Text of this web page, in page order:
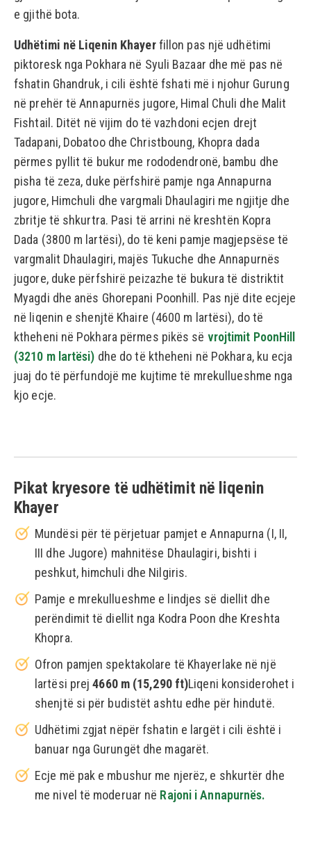
e gjithë bota.
Udhëtimi në Liqenin Khayerfillon pas një udhëtimi
piktoresk nga Pokhara në Syuli Bazaar dhe më pas në
fshatin Ghandruk, i cili është fshati më i njohur Gurung
në prehër të Annapurnës jugore, Himal Chuli dhe Malit
Fishtail. Ditët në vijim do të vazhdoni ecjen drejt
Tadapani, Dobatoo dhe Christboung, Khopra dada
përmes pyllit të bukur me rododendronë, bambu dhe
pisha të zeza, duke përfshirë pamje nga Annapurna
jugore, Himchuli dhe vargmali Dhaulagiri me ngjitje dhe
zbritje të shkurtra. Pasi të arrini në kreshtën Kopra
Dada (3800 m lartësi), do të keni pamje magjepsëse të
vargmalit Dhaulagiri, majës Tukuche dhe Annapurnës
jugore, duke përfshirë peizazhe të bukura të distriktit
Myagdi dhe anës Ghorepani Poonhill. Pas një dite ecjeje
në liqenin e shenjtë Khaire (4600 m lartësi), do të
ktheheni në Pokhara përmes pikës së vrojtimit PoonHill
(3210 m lartësi) dhe do të ktheheni në Pokhara, ku ecja
juaj do të përfundojë me kujtime të mrekullueshme nga
kjo ecje.
Pikat kryesore të udhëtimit në liqenin
Khayer
Mundësi për të përjetuar pamjet e Annapurna (I, II,
III dhe Jugore) mahnitëse Dhaulagiri, bishti i
peshkut, himchuli dhe Nilgiris.
Pamje e mrekullueshme e lindjes së diellit dhe
perëndimit të diellit nga Kodra Poon dhe Kreshta
Khopra.
Ofron pamjen spektakolare të Khayerlake në një
lartësi prej4660 m (15,290 ft)Liqeni konsiderohet i
shenjtë si për budistët ashtu edhe për hindutë.
Udhëtimi zgjat nëpër fshatin e largët i cili është i
banuar nga Gurungët dhe magarët.
Ecje më pak e mbushur me njerëz, e shkurtër dhe
me nivel të moderuar në Rajoni i Annapurnës.